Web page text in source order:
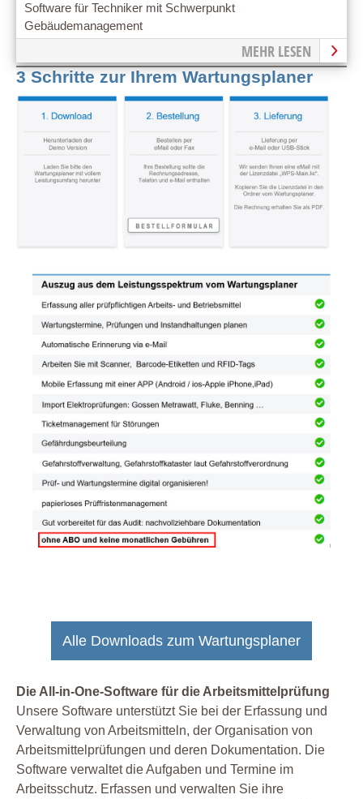
Software für Techniker mit Schwerpunkt
Gebäudemanagement
MEHR LESEN
3 Schritte zur Ihrem Wartungsplaner
Alle Downloads zum Wartungsplaner
Die All-in-One-Software für die Arbeitsmittelprüfung
Unsere Software unterstützt Sie bei der Erfassung und
Verwaltung von Arbeitsmitteln, der Organisation von
Arbeitsmittelprüfungen und deren Dokumentation. Die
Software verwaltet die Aufgaben und Termine im
Arbeitsschutz. Erfassen und verwalten Sie ihre